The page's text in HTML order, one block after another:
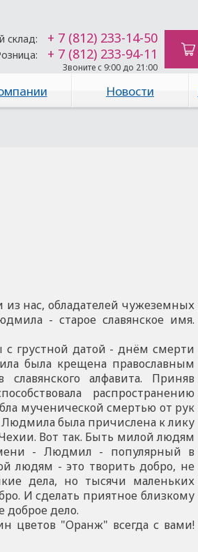
склад: + 7 (812) 233-14-50
+ 7 (812) 233-94-11
Звоните с 9:00 до 21:00
Новости
обладателей чужеземных
- старое славянское имя.
датой - днём смерти
была крещена православным
алфавита. Приняв
распространению
мученической смертью от рук
Людмила была причислена к лику
Вот так. Быть милой людям
- Людмил - популярный в
людям - это творить добро, не
дела, но тысячи маленьких
И сделать приятное близкому
доброе дело.
"Оранж" всегда с вами!